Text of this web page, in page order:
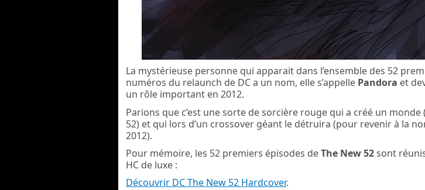
La mystérieuse personne qui apparait dans l’ensemble des 52
numéros du relaunch de DC a un nom, elle s’appelle Pandora et
un rôle important en 2012.
Parions que c’est une sorte de sorcière rouge qui a créé un monde
52) et qui lors d’un crossover géant le détruira (pour revenir à la
2012).
Pour mémoire, les 52 premiers épisodes deThe New 52sont
HC de luxe :
Découvrir DC The New 52 Hardcover.